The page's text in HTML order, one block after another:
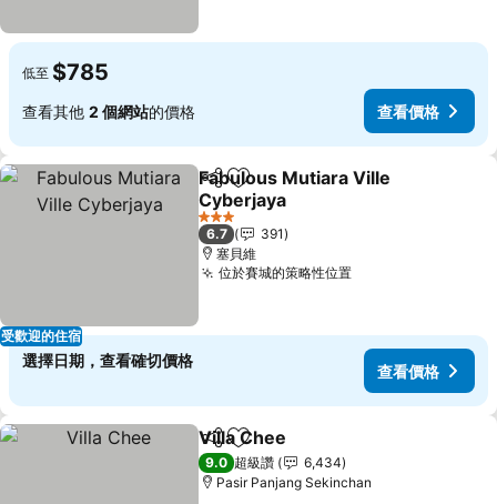
低至 $785
查看其他 2 個網站的價格 查看價格
受歡迎的住宿
分享 加入我的最愛
Fabulous Mutiara Ville
Cyberjaya
3 星級
6.7
391
塞貝維
位於賽城的策略性位置
選擇日期，查看確切價格
查看價格
分享 加入我的最愛
Villa Chee
9.0 超級讚
6,434
Pasir Panjang Sekinchan